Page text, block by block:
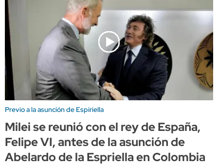
Previo a la asunción de Espiriella
Milei se reunió con el rey de España,
Felipe VI, antes de la asunción de
Abelardo de la Espriella en Colombia